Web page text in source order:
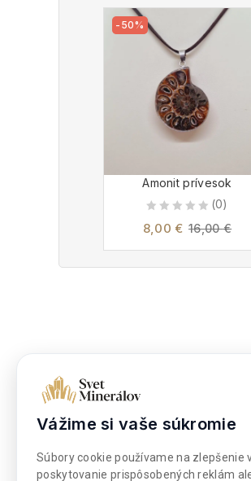
-50%
Amonit prívesok
(0)
8,00 € 16,00€
Dokumenty
Súbory cookies
Platba a doprava
Vážime si vaše súkromie
Súbory cookie používame na zlepšenie
poskytovanie prispôsobených reklám